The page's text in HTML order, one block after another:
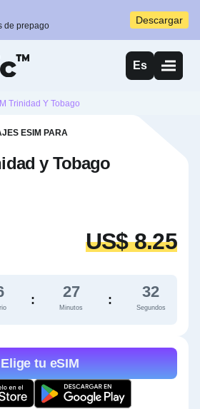
de prepago Descargar
Es
Trinidad Y Tobago
ESIM PARA
y Tobago
US$ 8.25
: 27
Minutos
: 31
Segundos
Elige tu eSIM